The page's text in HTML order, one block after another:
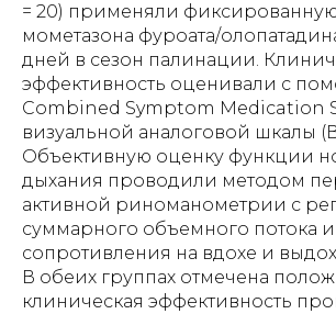
= 20) применяли
мометазона фуроата/
дней в сезон палинации.
эффективность оценивали с
Combined Symptom Medication
визуальной аналоговой шкалы
Объективную оценку функции
дыхания проводили методом
активной риноманометрии с
суммарного объемного потока
сопротивления на вдохе и
В обеих группах отмечена
клиническая эффективность